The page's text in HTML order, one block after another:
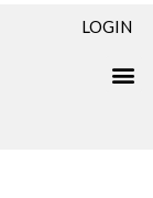
LOGIN